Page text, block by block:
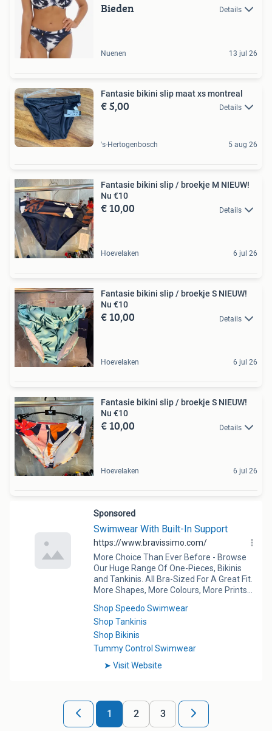
Bieden Details
Nuenen 13 jul 26
Fantasie bikini slip maat xs montreal
€ 5,00 Details
's-Hertogenbosch 5 aug 26
Fantasie bikini slip / broekje M NIEUW!
Nu €10
€ 10,00 Details
Hoevelaken 6 jul 26
Fantasie bikini slip / broekje S NIEUW!
Nu €10
€ 10,00 Details
Hoevelaken 6 jul 26
Fantasie bikini slip / broekje S NIEUW!
Nu €10
€ 10,00 Details
Hoevelaken 6 jul 26
1 2 3